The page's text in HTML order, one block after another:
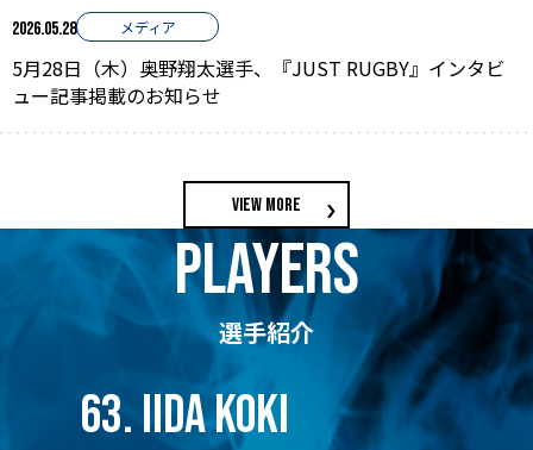
5月28日（木）奥野翔太選手、『JUST RUGBY』インタビ
ュー記事掲載のお知らせ
2026.05.28 メディア
view more
選手紹介
players
63. IIDA KOKI